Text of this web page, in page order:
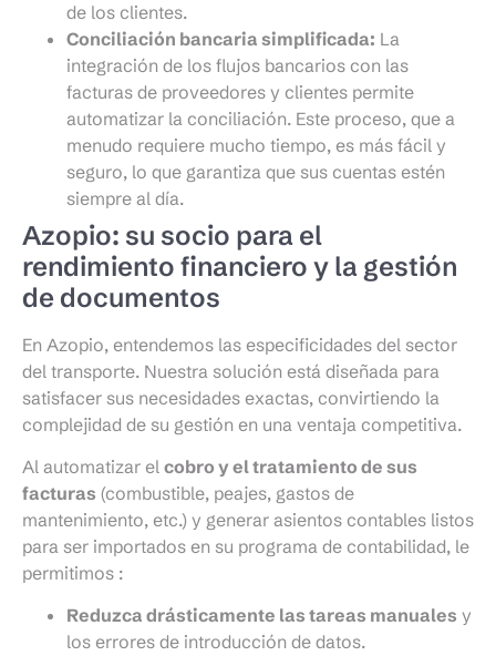
de los clientes.
Conciliación bancaria simplificada: La
integración de los flujos bancarios con las
facturas de proveedores y clientes permite
automatizar la conciliación. Este proceso, que a
menudo requiere mucho tiempo, es más fácil y
seguro, lo que garantiza que sus cuentas estén
siempre al día.
Azopio: su socio para el
rendimiento financiero y la gestión
de documentos
En Azopio, entendemos las especificidades del sector
del transporte. Nuestra solución está diseñada para
satisfacer sus necesidades exactas, convirtiendo la
complejidad de su gestión en una ventaja competitiva.
Al automatizar el cobro y el tratamiento de sus
facturas (combustible, peajes, gastos de
mantenimiento, etc.) y generar asientos contables listos
para ser importados en su programa de contabilidad, le
permitimos :
Reduzca drásticamente las tareas manuales y
los errores de introducción de datos.